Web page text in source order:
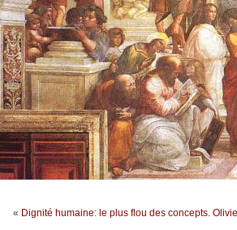
« Dignité humaine: le plus flou des concepts.